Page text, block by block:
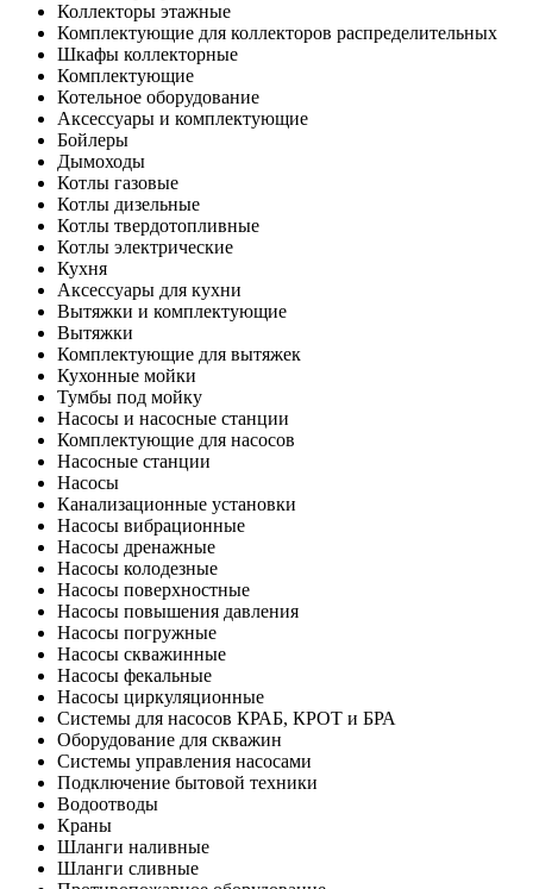
Коллекторы этажные
Комплектующие для коллекторов распределительных
Шкафы коллекторные
Комплектующие
Котельное оборудование
Аксессуары и комплектующие
Бойлеры
Дымоходы
Котлы газовые
Котлы дизельные
Котлы твердотопливные
Котлы электрические
Кухня
Аксессуары для кухни
Вытяжки и комплектующие
Вытяжки
Комплектующие для вытяжек
Кухонные мойки
Тумбы под мойку
Насосы и насосные станции
Комплектующие для насосов
Насосные станции
Насосы
Канализационные установки
Насосы вибрационные
Насосы дренажные
Насосы колодезные
Насосы поверхностные
Насосы повышения давления
Насосы погружные
Насосы скважинные
Насосы фекальные
Насосы циркуляционные
Системы для насосов КРАБ, КРОТ и БРА
Оборудование для скважин
Системы управления насосами
Подключение бытовой техники
Водоотводы
Краны
Шланги наливные
Шланги сливные